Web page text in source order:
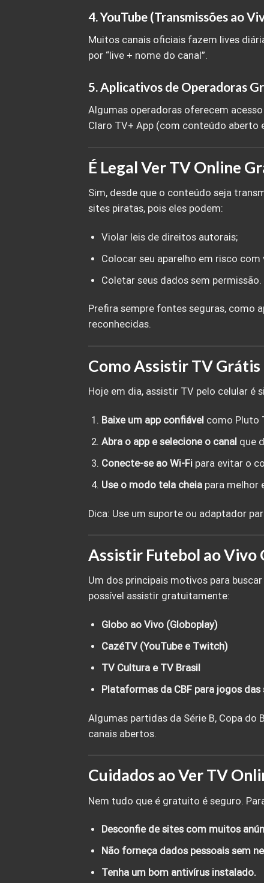
4. YouTube (Transmissões ao
Muitos canais oficiais fazem lives
por “live + nome do canal”.
5. Aplicativos de Operadoras
Algumas operadoras oferecem
Claro TV+ App (com conteúdo aberto
É Legal Ver TV Online
Sim, desde que o conteúdo seja
sites piratas, pois eles podem:
Violar leis de direitos autorais;
Colocar seu aparelho em risco com
Coletar seus dados sem permissão.
Prefira sempre fontes seguras, como
reconhecidas.
Como Assistir TV
Hoje em dia, assistir TV pelo celular é
Baixe um app confiável como Pluto
Abra o app e selecione o canal que
Conecte-se ao Wi-Fipara evitar o
Use o modo tela cheiapara melhor
Dica: Use um suporte ou adaptador
Assistir Futebol ao Vivo
Um dos principais motivos para
possível assistir gratuitamente:
Globo ao Vivo (Globoplay)
CazéTV (YouTube e Twitch)
TV Cultura e TV Brasil
Plataformas da CBF para jogos das
Algumas partidas da Série B, Copa
canais abertos.
Cuidados ao Ver TV
Nem tudo que é gratuito é seguro.
Desconfie de sites com muitos
Não forneça dados pessoais sem
Tenha um bom antivírus instalado.